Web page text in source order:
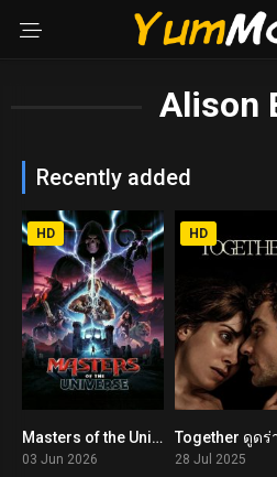
Alison
Recently added
6.8
HD
Masters of the Universe (2026) นักรบเจ้าจักรวาล
03 Jun 2026
HD
28 Jul 2025